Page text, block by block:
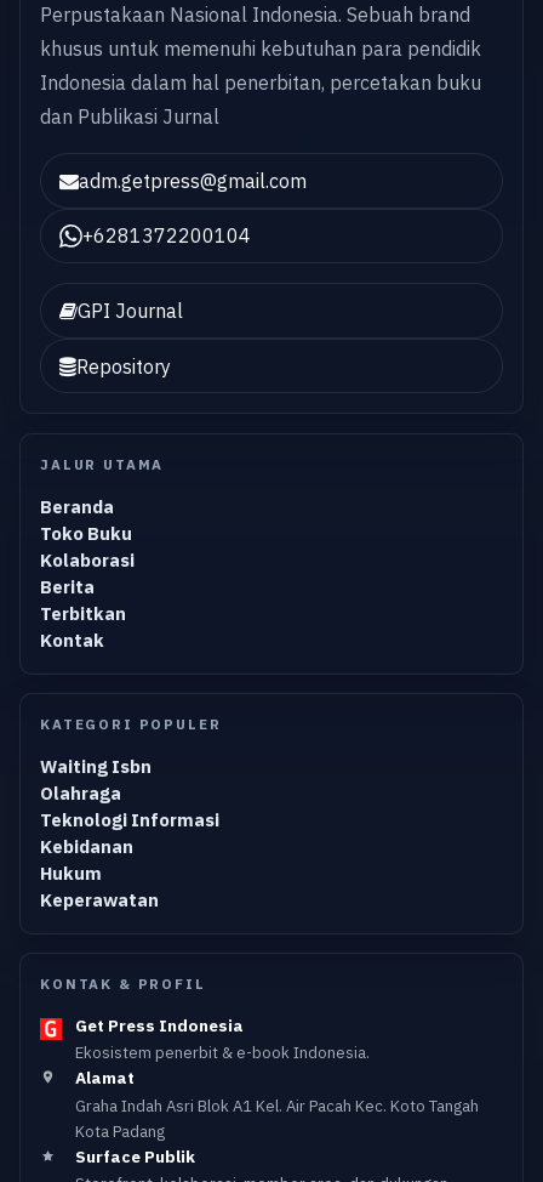
Perpustakaan Nasional Indonesia. Sebuah brand
khusus untuk memenuhi kebutuhan para pendidik
Indonesia dalam hal penerbitan, percetakan buku
dan Publikasi Jurnal
adm.getpress@gmail.com
+6281372200104
GPI Journal
Repository
JALUR UTAMA
Beranda
Toko Buku
Kolaborasi
Berita
Terbitkan
Kontak
KATEGORI POPULER
Waiting Isbn
Olahraga
Teknologi Informasi
Kebidanan
Hukum
Keperawatan
KONTAK & PROFIL
Get Press Indonesia
Ekosistem penerbit & e-book Indonesia.
Alamat
Graha Indah Asri Blok A1 Kel. Air Pacah Kec. Koto Tangah
Kota Padang
Surface Publik